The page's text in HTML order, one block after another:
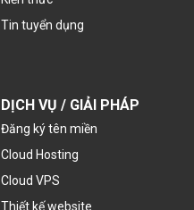
Tin tuyển dụng
DỊCH VỤ / GIẢI PHÁP
Đăng ký tên miền
Cloud Hosting
Cloud VPS
Thiết kế website